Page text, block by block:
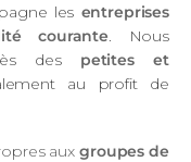
les entreprises
courante. Nous
des petites et
au profit de
auxgroupes de